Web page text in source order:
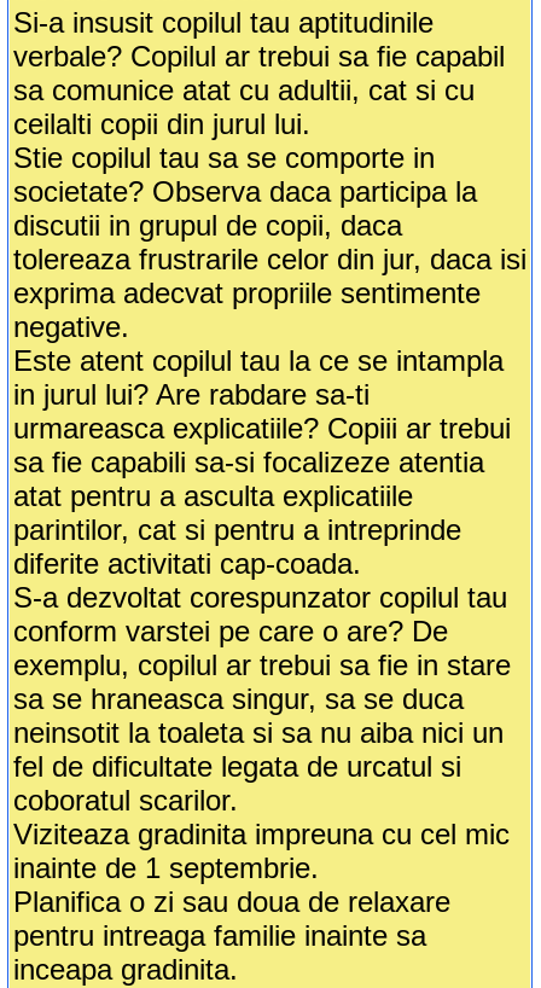
Si-a insusit copilul tau aptitudinile
verbale? Copilul ar trebui sa fie capabil
sa comunice atat cu adultii, cat si cu
ceilalti copii din jurul lui.
Stie copilul tau sa se comporte in
societate? Observa daca participa la
discutii in grupul de copii, daca
tolereaza frustrarile celor din jur, daca isi
exprima adecvat propriile sentimente
negative.
Este atent copilul tau la ce se intampla
in jurul lui? Are rabdare sa-ti
urmareasca explicatiile? Copiii ar trebui
sa fie capabili sa-si focalizeze atentia
atat pentru a asculta explicatiile
parintilor, cat si pentru a intreprinde
diferite activitati cap-coada.
S-a dezvoltat corespunzator copilul tau
conform varstei pe care o are? De
exemplu, copilul ar trebui sa fie in stare
sa se hraneasca singur, sa se duca
neinsotit la toaleta si sa nu aiba nici un
fel de dificultate legata de urcatul si
coboratul scarilor.
Viziteaza gradinita impreuna cu cel mic
inainte de 1 septembrie.
Planifica o zi sau doua de relaxare
pentru intreaga familie inainte sa
inceapa gradinita.